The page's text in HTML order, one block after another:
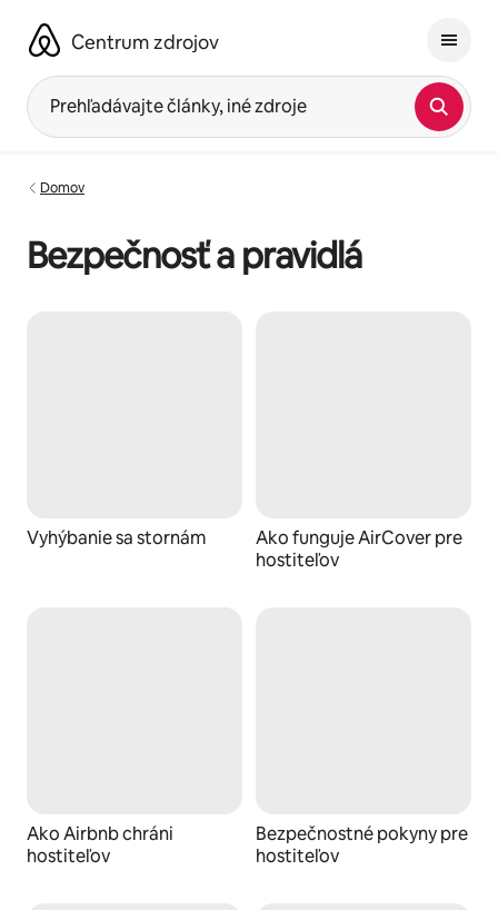
obsah.
Centrum zdrojov
Prehľadávajte články, iné zdroje
Domov
Bezpečnosť a pravidlá
Vyhýbanie sa stornám
Ako funguje AirCover pre
hostiteľov
Ako Airbnb chráni
hostiteľov
Bezpečnostné pokyny pre
hostiteľov